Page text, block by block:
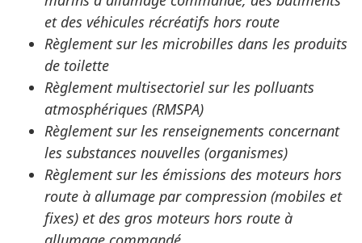
et des véhicules récréatifs hors route
Règlement sur les microbilles dans les produits
de toilette
Règlement multisectoriel sur les polluants
atmosphériques (RMSPA)
Règlement sur les renseignements concernant
les substances nouvelles (organismes)
Règlement sur les émissions des moteurs hors
route à allumage par compression (mobiles et
fixes) et des gros moteurs hors route à